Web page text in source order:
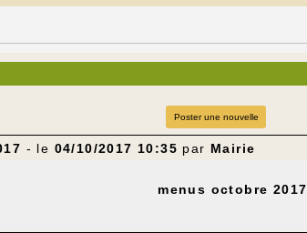
Poster une nouvelle
- le 04/10/2017 10:35 par Mairie
menus octobre 2017